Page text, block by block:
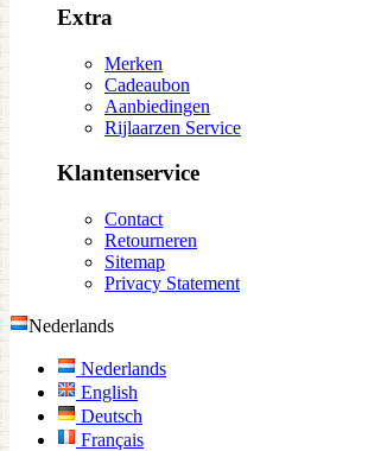
Extra
Merken
Cadeaubon
Aanbiedingen
Rijlaarzen Service
Klantenservice
Contact
Retourneren
Sitemap
Privacy Statement
Nederlands
Nederlands
English
Deutsch
Français